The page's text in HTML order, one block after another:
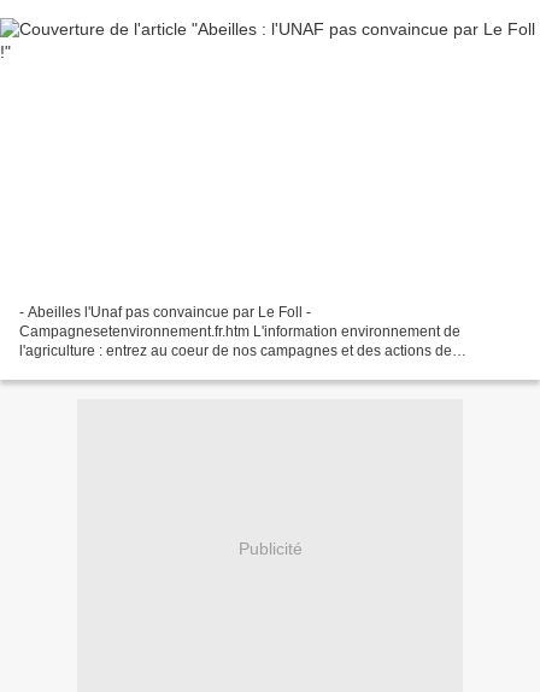
- Abeilles l'Unaf pas convaincue par Le Foll -
Campagnesetenvironnement.fr.htm L'information environnement de
l'agriculture : entrez au coeur de nos campagnes et des actions de
environnement....
Publicité